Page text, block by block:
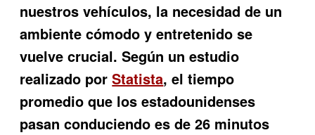
nuestros vehículos, la necesidad de un
ambiente cómodo y entretenido se
vuelve crucial. Según un estudio
realizado porStatista, el tiempo
promedio que los estadounidenses
pasan conduciendo es de 26 minutos